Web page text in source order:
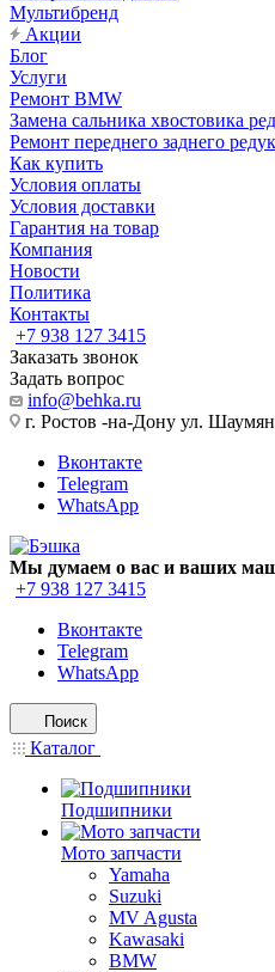
Мультибренд
Акции
Блог
Услуги
Ремонт BMW
Замена сальника хвостовика
Ремонт переднего заднего
Как купить
Условия оплаты
Условия доставки
Гарантия на товар
Компания
Новости
Политика
Контакты
+7 938 127 3415
Заказать звонок
Задать вопрос
info@behka.ru
г. Ростов -на-Дону ул.
Вконтакте
Telegram
WhatsApp
Мы думаем о вас и ваших
+7 938 127 3415
Вконтакте
Telegram
WhatsApp
Поиск
Каталог
Подшипники
Мото запчасти
Yamaha
Suzuki
MV Agusta
Kawasaki
BMW